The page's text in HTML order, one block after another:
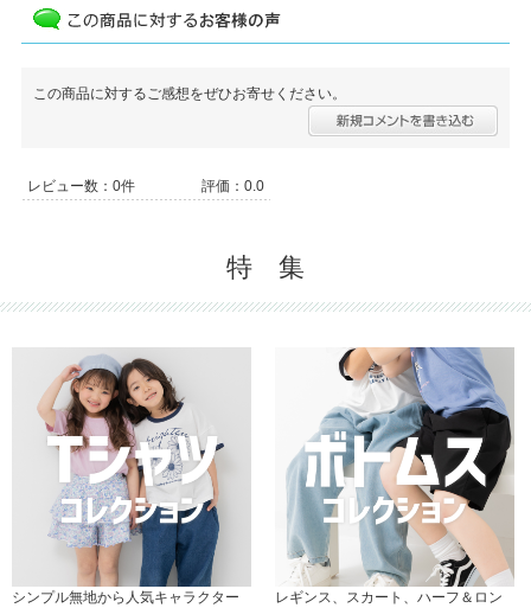
この商品に対するご感想をぜひお寄せください。
レビュー数：0件 評価：0.0
特 集
シンプル無地から人気キャラクター
レギンス、スカート、ハーフ＆ロン